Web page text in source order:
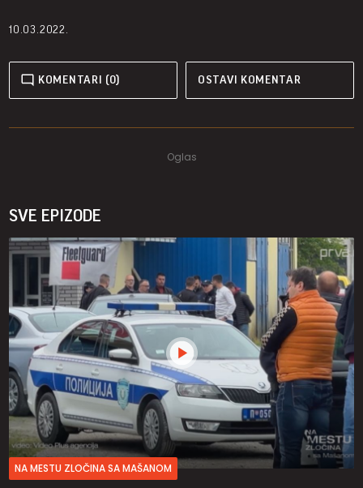
10.03.2022.
KOMENTARI (0) OSTAVI KOMENTAR
SVE EPIZODE
NA MESTU ZLOČINA SA MAŠANOM